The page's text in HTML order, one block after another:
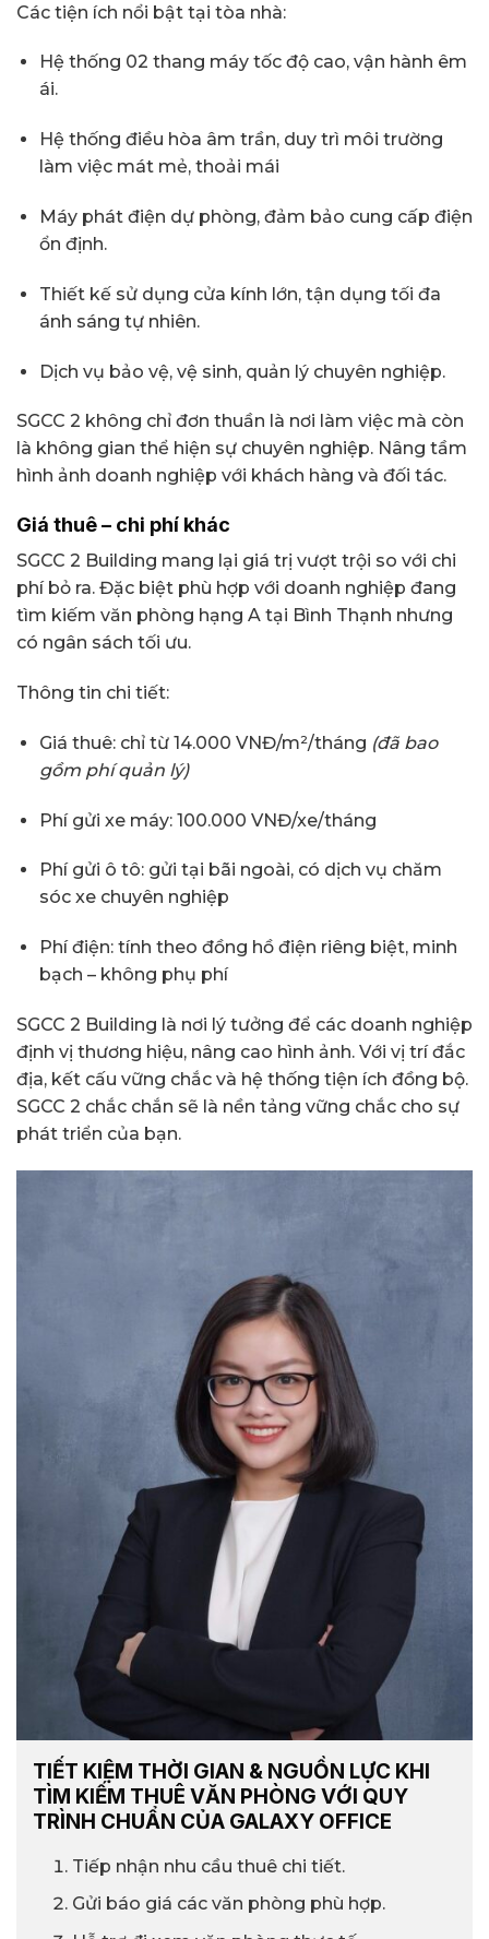
Các tiện ích nổi bật tại tòa nhà:
Hệ thống 02 thang máy tốc độ cao, vận hành êm
ái.
Hệ thống điều hòa âm trần, duy trì môi trường
làm việc mát mẻ, thoải mái
Máy phát điện dự phòng, đảm bảo cung cấp điện
ổn định.
Thiết kế sử dụng cửa kính lớn, tận dụng tối đa
ánh sáng tự nhiên.
Dịch vụ bảo vệ, vệ sinh, quản lý chuyên nghiệp.
SGCC 2 không chỉ đơn thuần là nơi làm việc mà còn
là không gian thể hiện sự chuyên nghiệp. Nâng tầm
hình ảnh doanh nghiệp với khách hàng và đối tác.
Giá thuê – chi phí khác
SGCC 2 Building mang lại giá trị vượt trội so với chi
phí bỏ ra. Đặc biệt phù hợp với doanh nghiệp đang
tìm kiếm văn phòng hạng A tại Bình Thạnh nhưng
có ngân sách tối ưu.
Thông tin chi tiết:
Giá thuê: chỉ từ 14.000 VNĐ/m²/tháng (đã bao
gồm phí quản lý)
Phí gửi xe máy: 100.000 VNĐ/xe/tháng
Phí gửi ô tô: gửi tại bãi ngoài, có dịch vụ chăm
sóc xe chuyên nghiệp
Phí điện: tính theo đồng hồ điện riêng biệt, minh
bạch – không phụ phí
SGCC 2 Building là nơi lý tưởng để các doanh nghiệp
định vị thương hiệu, nâng cao hình ảnh. Với vị trí đắc
địa, kết cấu vững chắc và hệ thống tiện ích đồng bộ.
SGCC 2 chắc chắn sẽ là nền tảng vững chắc cho sự
phát triển của bạn.
TIẾT KIỆM THỜI GIAN & NGUỒN LỰC KHI
TÌM KIẾM THUÊ VĂN PHÒNG VỚI QUY
TRÌNH CHUẨN CỦA GALAXY OFFICE
Tiếp nhận nhu cầu thuê chi tiết.
Gửi báo giá các văn phòng phù hợp.